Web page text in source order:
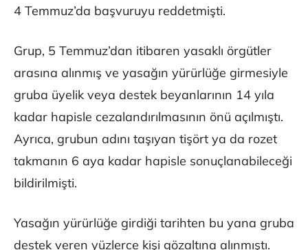
4 Temmuz’da başvuruyu reddetmişti.
Grup, 5 Temmuz’dan itibaren yasaklı örgütler
arasına alınmış ve yasağın yürürlüğe girmesiyle
gruba üyelik veya destek beyanlarının 14 yıla
kadar hapisle cezalandırılmasının önü açılmıştı.
Ayrıca, grubun adını taşıyan tişört ya da rozet
takmanın 6 aya kadar hapisle sonuçlanabileceği
bildirilmişti.
Yasağın yürürlüğe girdiği tarihten bu yana gruba
destek veren yüzlerce kişi gözaltına alınmıştı.